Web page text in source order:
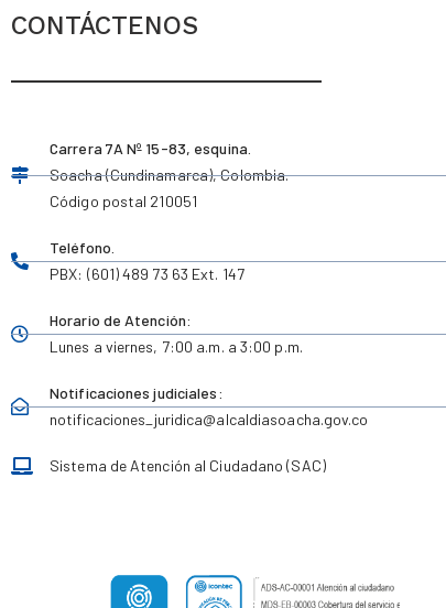
CONTÁCTENOS
Carrera 7A Nº 15-83, esquina.
Soacha (Cundinamarca), Colombia.
Código postal 210051
Teléfono.
PBX: (601) 489 73 63 Ext. 147
Horario de Atención:
Lunes a viernes, 7:00 a.m. a 3:00 p.m.
Notificaciones judiciales:
notificaciones_juridica@alcaldiasoacha.gov.co
Sistema de Atención al Ciudadano (SAC)